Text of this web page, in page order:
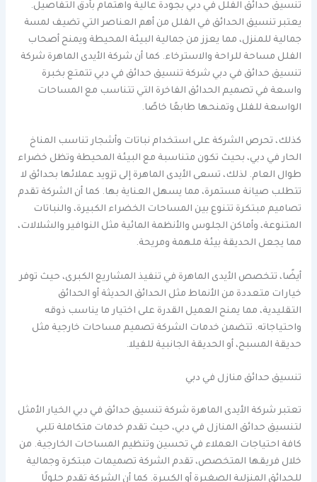
تنسيق حدائق الفلل في دبي بجودة عالية واهتمام بأدق التفاصيل.
يعتبر تنسيق الحدائق في الفلل من أهم العناصر التي تضيف لمسة
جمالية للمنزل، مما يعزز من جمالية البيئة المحيطة ويمنح أصحاب
الفلل مساحة للراحة والاسترخاء. كما أن شركة الأيدى الماهرة شركة
تنسيق حدائق في دبي شركة تنسيق حدائق في دبي تتمتع بخبرة
واسعة في تصميم الحدائق الفاخرة التي تتناسب مع المساحات
الواسعة للفلل وتمنحها طابعًا خاصًا.
كذلك، تحرص الشركة على استخدام نباتات وأشجار تناسب المناخ
الحار في دبي، بحيث تكون متناسبة مع البيئة المحيطة وتظل خضراء
طوال العام. لذلك، تسعى الأيدى الماهرة إلى تزويد عملائها بحدائق لا
تتطلب صيانة مستمرة، مما يسهل العناية بها. كما أن الشركة تقدم
تصاميم مبتكرة تتنوع بين المساحات الخضراء الكبيرة، والنباتات
المتنوعة، وأماكن الجلوس والأنظمة المائية مثل النوافير والشلالات،
مما يجعل الحديقة بيئة ملهمة ومريحة.
أيضًا، تتخصص الأيدى الماهرة في تنفيذ المشاريع الكبرى، حيث توفر
خيارات متعددة من الأنماط مثل الحدائق الحديثة أو الحدائق
التقليدية، مما يمنح العميل القدرة على اختيار ما يناسب ذوقه
واحتياجاته. تتضمن خدمات الشركة تصميم مساحات خارجية مثل
حديقة المسبح، أو الحديقة الجانبية للفيلا.
تنسيق حدائق منازل في دبي
تعتبر شركة الأيدى الماهرة شركة تنسيق حدائق في دبي الخيار الأمثل
لتنسيق حدائق المنازل في دبي، حيث تقدم خدمات متكاملة تلبي
كافة احتياجات العملاء في تحسين وتنظيم المساحات الخارجية. من
خلال فريقها المتخصص، تقدم الشركة تصميمات مبتكرة وجمالية
للحدائق المنزلية الصغيرة أو الكبيرة. كما أن الشركة تقدم حلولًا